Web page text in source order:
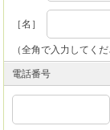
［名］
（全角で入力してくだ
電話番号